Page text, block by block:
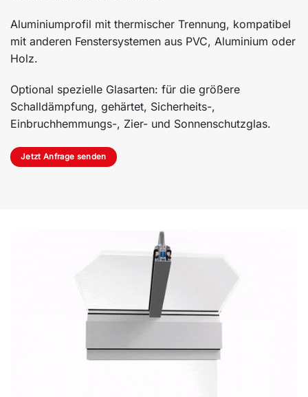
Aluminiumprofil mit thermischer Trennung, kompatibel
mit anderen Fenstersystemen aus PVC, Aluminium oder
Holz.
Optional spezielle Glasarten: für die größere
Schalldämpfung, gehärtet, Sicherheits-,
Einbruchhemmungs-, Zier- und Sonnenschutzglas.
Jetzt Anfrage senden